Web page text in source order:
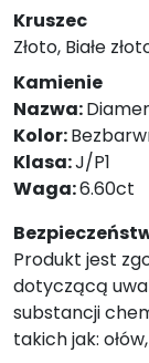
Kruszec
Złoto, Białe
Kamienie
Nazwa:
Kolor:
Klasa:J/P1
Waga:6.60ct
Produkt jest
dotyczącą
substancji
takich jak: